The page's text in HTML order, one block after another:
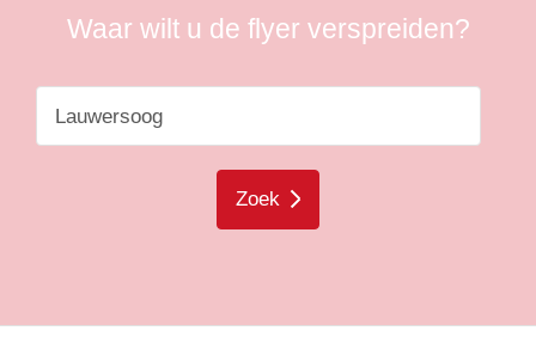
Waar wilt u de flyer verspreiden?
Zoek